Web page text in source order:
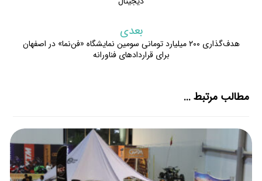
بعدی
هدف‌گذاری ۲۰۰ میلیارد تومانی سومین نمایشگاه «فن‌نما» در اصفهان
برای قراردادهای فناورانه
مطالب مرتبط ...